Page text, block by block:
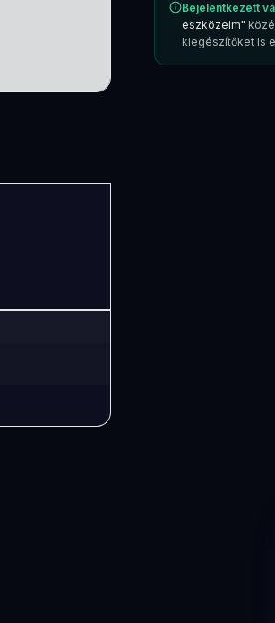
Bejelentkezett
eszközeim"
kiegészítőket is